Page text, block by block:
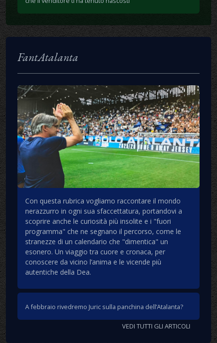
FantAtalanta
Con questa rubrica vogliamo raccontare il mondo
nerazzurro in ogni sua sfaccettatura, portandovi a
scoprire anche le curiosità più insolite e i "fuori
programma" che ne segnano il percorso, come le
stranezze di un calendario che "dimentica" un
esonero. Un viaggio tra cuore e cronaca, per
conoscere da vicino l’anima e le vicende più
autentiche della Dea.
A febbraio rivedremo Juric sulla panchina dell’Atalanta?
VEDI TUTTI GLI ARTICOLI